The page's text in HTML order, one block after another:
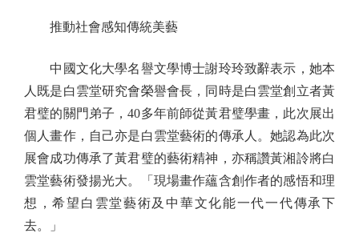
推動社會感知傳統美藝
中國文化大學名譽文學博士謝玲玲致辭表示，她本
人既是白雲堂研究會榮譽會長，同時是白雲堂創立者黃
君璧的關門弟子，40多年前師從黃君璧學畫，此次展出
個人畫作，自己亦是白雲堂藝術的傳承人。她認為此次
展會成功傳承了黃君璧的藝術精神，亦稱讚黃湘詅將白
雲堂藝術發揚光大。「現場畫作蘊含創作者的感悟和理
想，希望白雲堂藝術及中華文化能一代一代傳承下
去。」